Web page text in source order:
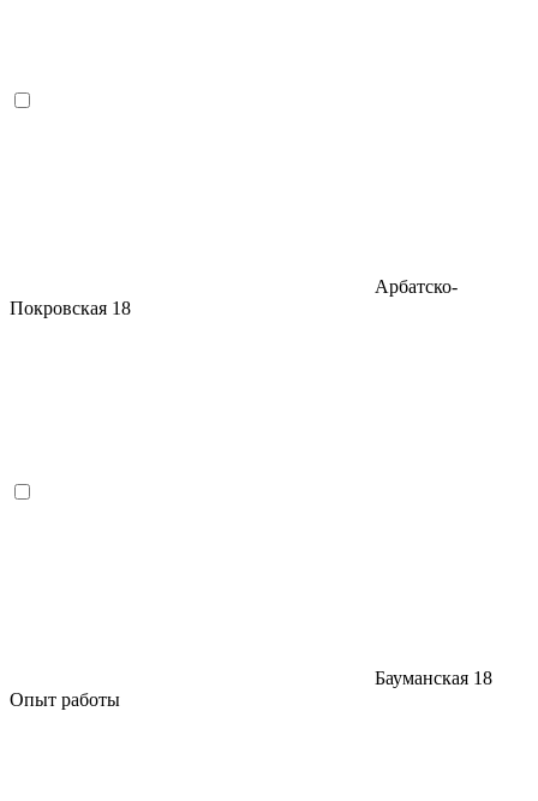
Арбатско-
Покровская 18
Бауманская 18
Опыт работы